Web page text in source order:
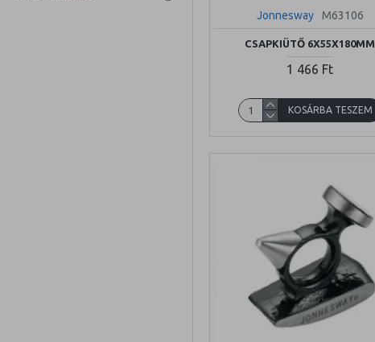
Jonnesway M63106
CSAPKIÜTŐ 6X55X180MM
1 466 Ft
KOSÁRBA TESZEM